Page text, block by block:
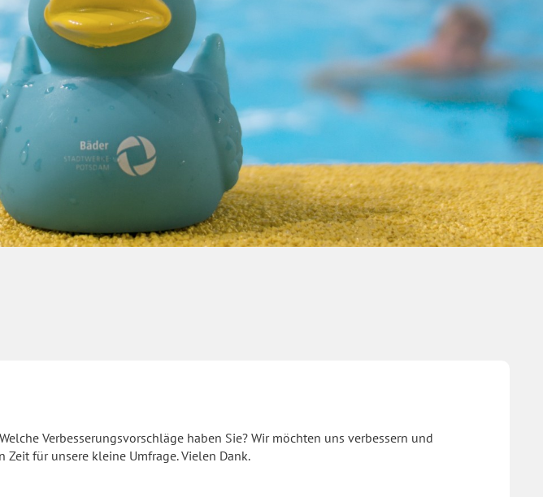
Verbesserungsvorschläge haben Sie? Wir möchten uns verbessern und
für unsere kleine Umfrage. Vielen Dank.